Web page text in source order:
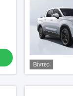
Βίντεο